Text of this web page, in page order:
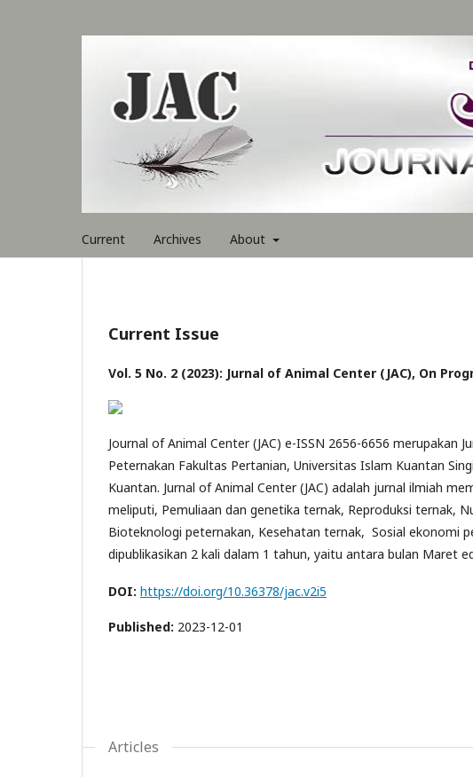
Current Archives About
Current Issue
Vol. 5 No. 2 (2023): Jurnal of Animal Center (JAC), On
Journal of Animal Center (JAC) e-ISSN 2656-6656
Peternakan Fakultas Pertanian, Universitas Islam Kuantan
Kuantan. Jurnal of Animal Center (JAC) adalah jurnal ilmiah
meliputi, Pemuliaan dan genetika ternak, Reproduksi ternak,
Bioteknologi peternakan, Kesehatan ternak, Sosial ekonomi
dipublikasikan 2 kali dalam 1 tahun, yaitu antara bulan Maret
DOI: https://doi.org/10.36378/jac.v2i5
Published: 2023-12-01
Articles